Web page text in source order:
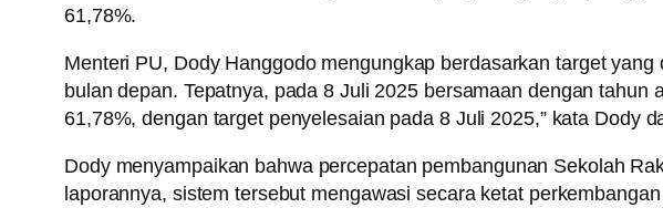
61,78%.
Menteri PU, Dody Hanggodo mengungkap berdasarkan target
bulan depan. Tepatnya, pada 8 Juli 2025 bersamaan dengan
61,78%, dengan target penyelesaian pada 8 Juli 2025,” kata Dody
Dody menyampaikan bahwa percepatan pembangunan Sekolah
laporannya, sistem tersebut mengawasi secara ketat